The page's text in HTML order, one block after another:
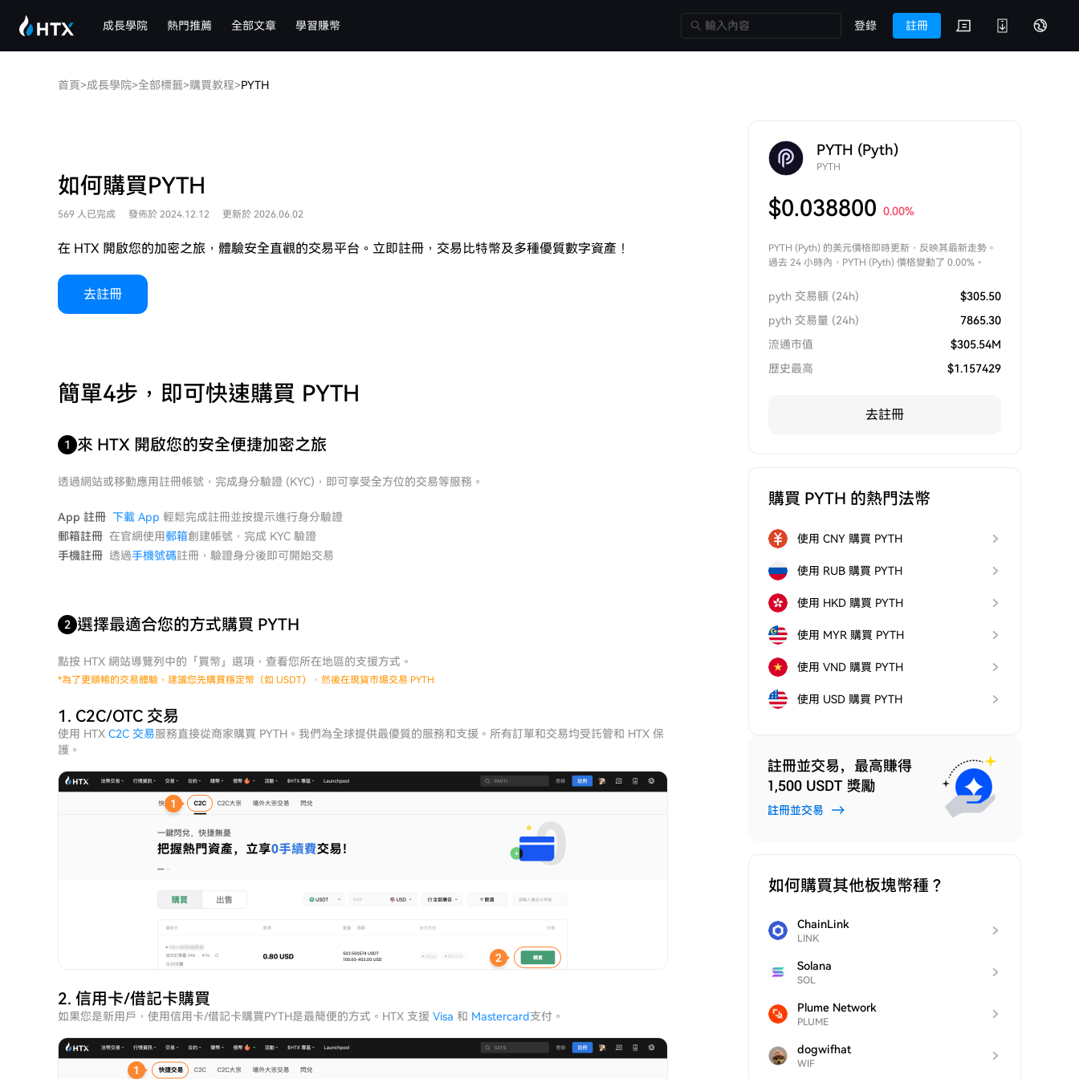
成長學院 熱門推薦 全部文章 學習賺幣 登錄 註冊
首頁>成長學院>全部標籤>購買教程>PYTH
如何購買PYTH
569 人已完成 發佈於 2024.12.12 更新於 2026.06.02
在 HTX 開啟您的加密之旅，體驗安全直觀的交易平台。立即註冊，交易比特幣及多種優質數字資產！
去註冊
簡單4步，即可快速購買 PYTH
1 來 HTX 開啟您的安全便捷加密之旅
透過網站或移動應用註冊帳號，完成身分驗證 (KYC)，即可享受全方位的交易等服務。
App 註冊 下載 App 輕鬆完成註冊並按提示進行身分驗證
郵箱註冊 在官網使用郵箱創建帳號，完成 KYC 驗證
手機註冊 透過手機號碼註冊，驗證身分後即可開始交易
2 選擇最適合您的方式購買 PYTH
點按 HTX 網站導覽列中的「買幣」選項，查看您所在地區的支援方式。
*為了更順暢的交易體驗，建議您先購買穩定幣（如 USDT），然後在現貨市場交易 PYTH
1. C2C/OTC 交易
使用 HTX C2C 交易服務直接從商家購買 PYTH。我們為全球提供最優質的服務和支援。所有訂單和交易均受託管和 HTX 保
護。
2. 信用卡/借記卡購買
如果您是新用戶，使用信用卡/借記卡購買PYTH是最簡便的方式。HTX 支援 Visa 和 Mastercard支付。
PYTH (Pyth)
PYTH
$0.038800 0.00%
PYTH (Pyth) 的美元價格即時更新，反映其最新走勢。
過去 24 小時內，PYTH (Pyth) 價格變動了 0.00%。
pyth 交易額 (24h) $305.50
pyth 交易量 (24h)
7865.30
流通市值
$305.54M
歷史最高
$1.157429
去註冊
購買 PYTH 的熱門法幣
使用 CNY 購買 PYTH
使用 RUB 購買 PYTH
使用 HKD 購買 PYTH
使用 MYR 購買 PYTH
使用 VND 購買 PYTH
使用 USD 購買 PYTH
如何購買其他板塊幣種？
ChainLink
LINK
Solana
SOL
Plume Network
PLUME
dogwifhat
WIF